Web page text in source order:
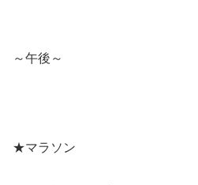
～午後～
★マラソン